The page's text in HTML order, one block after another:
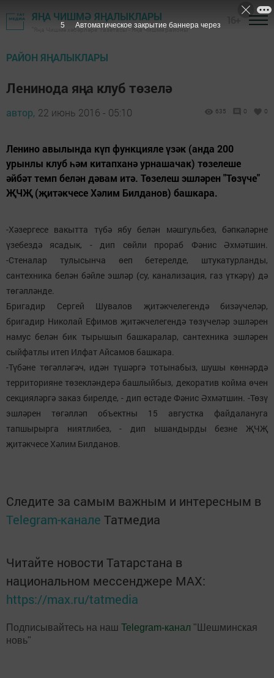
ЯҢА ЧИШМӘ ЯҢАЛЫКЛАРЫ
"Яңа Чишмә хәбәрләре" газетасы - Яңа Чишмә районы
РАЙОН ЯҢАЛЫКЛАРЫ
Ленинода яңа клуб төзелә
автор, 22 июнь 2016 - 05:10 635 0 0
Ленино авылында күп функцияле үзәк (анда 200
урынлы клуб һәм китапханә урнашачак) төзелеше
әйбәт темп белән дәвам итә. Төзелеш эшләрен "Төзүче"
ҖЧҖ (җитәкчесе Хәлим Билданов) башкара.
-Хәзергесе вакытта түбә ябу белән мәшгульбез, бәпкәләрне
үзебездә ясадык, - дип сөйли прораб Фәнис Әхмәтшин.
-Стеналар тулысынча өеп бетерелде, штукатурланды,
сантехника белән бәйле эшләр (су, канализация, газ үткәрү) дә
төгәлләнде.
Бригадир Сергей Шувалов җитәкчелегендә бизәүчеләр,
бригадир Николай Ефимов җитәкчелегендә төзүчеләр эшләрен
намус белән бик тырышып башкаралар, сантехника эшләрен
сыйфатлы итеп Илфат Айсамов башкара.
-Түбәне төгәлләгәч, идән түшәргә тотынабыз, шушы көннәрдә
территорияне төзекләндерә башлыйбыз, декоратив койма өчен
секцияләргә заказ бирелде, - дип өстәде Фәнис Әхмәтшин. -Төзү
эшләрен төгәлләп объектны 15 августка файдалануга
тапшырырга ниятлибез, - дип ышандырды безне ҖЧҖ
җитәкчесе Хәлим Билданов.
Следите за самым важным и интересным в
Telegram-канале Татмедиа
Читайте новости Татарстана в
национальном мессенджере MАХ:
https://max.ru/tatmedia
Подписывайтесь на наш Telegram-канал "Шешминская
новь"
4 Автоматическое закрытие баннера через